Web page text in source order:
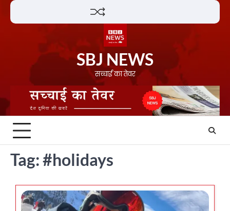
Skip
SBJ NEWS
सच्चाई का तेवर
Tag:#holidays